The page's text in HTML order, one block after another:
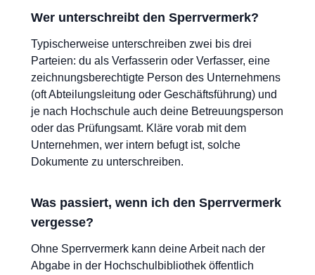
Wer unterschreibt den Sperrvermerk?
Typischerweise unterschreiben zwei bis drei
Parteien: du als Verfasserin oder Verfasser, eine
zeichnungsberechtigte Person des Unternehmens
(oft Abteilungsleitung oder Geschäftsführung) und
je nach Hochschule auch deine Betreuungsperson
oder das Prüfungsamt. Kläre vorab mit dem
Unternehmen, wer intern befugt ist, solche
Dokumente zu unterschreiben.
Was passiert, wenn ich den Sperrvermerk
vergesse?
Ohne Sperrvermerk kann deine Arbeit nach der
Abgabe in der Hochschulbibliothek öffentlich